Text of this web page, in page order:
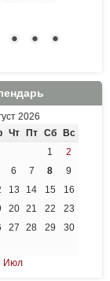
2026
Чт Пт Сб
Вс
1
2
6 7 8
9
13 14 15
16
20 21 22
23
27 28 29
30
Июл